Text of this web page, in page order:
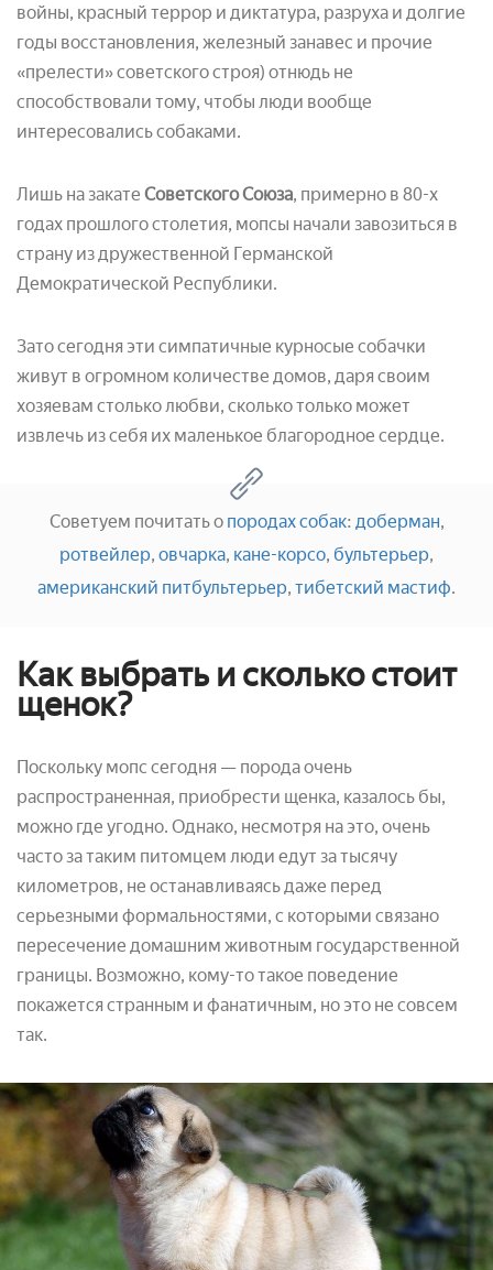
войны, красный террор и диктатура, разруха и долгие
годы восстановления, железный занавес и прочие
«прелести» советского строя) отнюдь не
способствовали тому, чтобы люди вообще
интересовались собаками.
Лишь на закате Советского Союза, примерно в 80-х
годах прошлого столетия, мопсы начали завозиться в
страну из дружественной Германской
Демократической Республики.
Зато сегодня эти симпатичные курносые собачки
живут в огромном количестве домов, даря своим
хозяевам столько любви, сколько только может
извлечь из себя их маленькое благородное сердце.
Советуем почитать о породах собак: доберман,
ротвейлер, овчарка, кане-корсо, бультерьер,
американский питбультерьер, тибетский мастиф.
Как выбрать и сколько стоит
щенок?
Поскольку мопс сегодня — порода очень
распространенная, приобрести щенка, казалось бы,
можно где угодно. Однако, несмотря на это, очень
часто за таким питомцем люди едут за тысячу
километров, не останавливаясь даже перед
серьезными формальностями, с которыми связано
пересечение домашним животным государственной
границы. Возможно, кому-то такое поведение
покажется странным и фанатичным, но это не совсем
так.